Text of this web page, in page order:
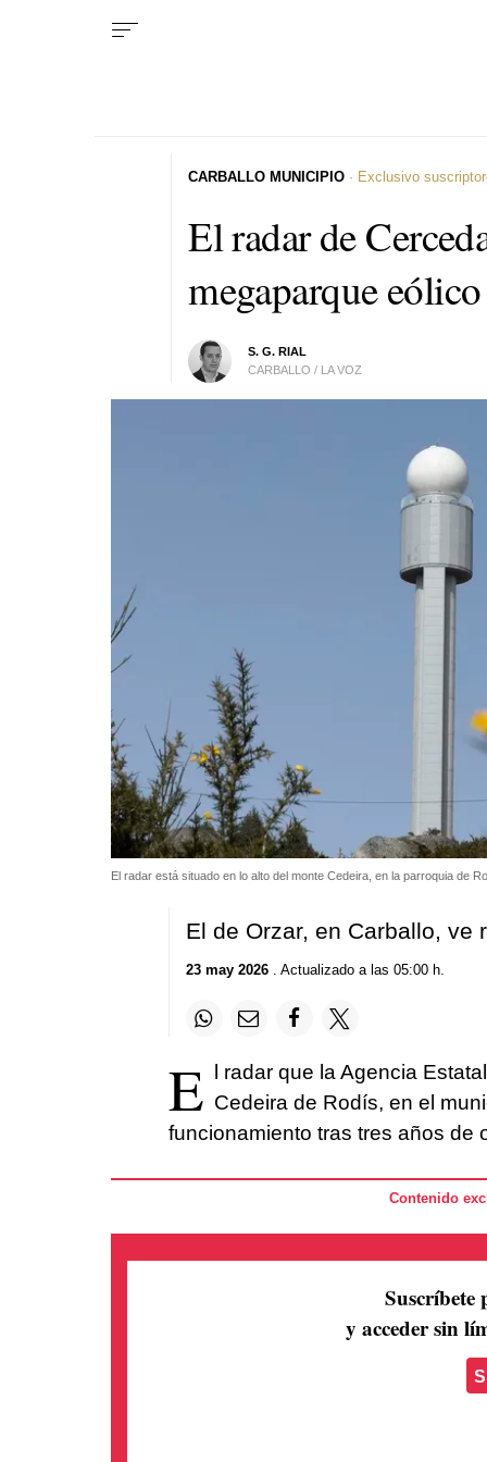
El radar de
megaparque eólico
S. G. RIAL
CARBALLO / LA VOZ
CARBALLO MUNICIPIO · Exclusivo
El radar está situado en lo alto del monte Cedeira, en la parroquia de
El de Orzar, en Carballo, ve
23 may 2026. Actualizado a las 05:00 h.
E
l radar que la Agencia
Cedeira de Rodís, en el
funcionamiento tras tres años de
Contenido
Suscríbete
y acceder sin